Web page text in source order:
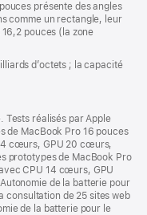
présente des angles
comme un rectangle, leur
pouces (la zone
d’octets ; la capacité
Tests réalisés par Apple
de MacBook Pro 16 pouces
cœurs, GPU 20 cœurs,
prototypes de MacBook Pro
CPU 14 cœurs, GPU
de la batterie pour
consultation de 25 sites web
de la batterie pour le